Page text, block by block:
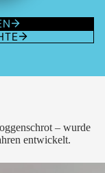
– wurde
entwickelt.